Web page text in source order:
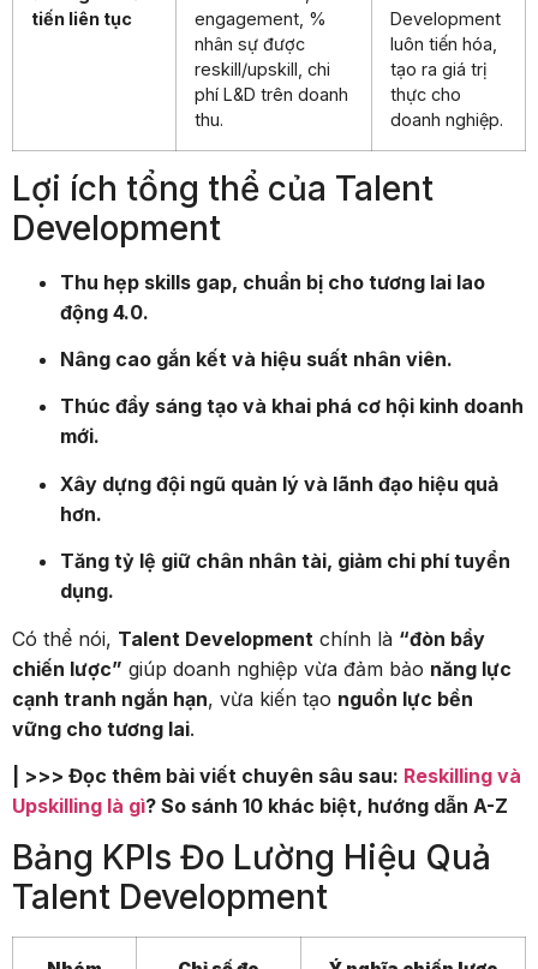
tiến liên tục
engagement, %
nhân sự được
reskill/upskill, chi
phí L&D trên doanh
thu.
Development
luôn tiến hóa,
tạo ra giá trị
thực cho
doanh nghiệp.
Lợi ích tổng thể của Talent
Development
Thu hẹp skills gap, chuẩn bị cho tương lai lao
động 4.0.
Nâng cao gắn kết và hiệu suất nhân viên.
Thúc đẩy sáng tạo và khai phá cơ hội kinh doanh
mới.
Xây dựng đội ngũ quản lý và lãnh đạo hiệu quả
hơn.
Tăng tỷ lệ giữ chân nhân tài, giảm chi phí tuyển
dụng.
Có thể nói, Talent Development chính là “đòn bẩy
chiến lược” giúp doanh nghiệp vừa đảm bảo năng lực
cạnh tranh ngắn hạn , vừa kiến tạo nguồn lực bền
vững cho tương lai
| >>> Đọc thêm bài viết chuyên sâu sau: Reskilling và
Upskilling là gì? So sánh 10 khác biệt, hướng dẫn A-Z
Bảng KPIs Đo Lường Hiệu Quả
Talent Development
Nhóm Chỉ số đo Ý nghĩa chiến lược